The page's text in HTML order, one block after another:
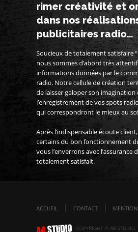
rimer créativité et
dans nos
publicitaires radio…
Soucieux de totalement satisfaire
nous sommes d’abord très
informations données par le
radio. Notre cellule de création
de laisser galoper son imagination
l’enregistrement de vos spots
qui correspondront le mieux au
Après l’indispensable écoute
certains du bon fonctionnement
vous l’enverrons avec l’assurance
totalement satisfait.
ACCUEIL CONTACT
COPYRIGHT © AB STUDIO.